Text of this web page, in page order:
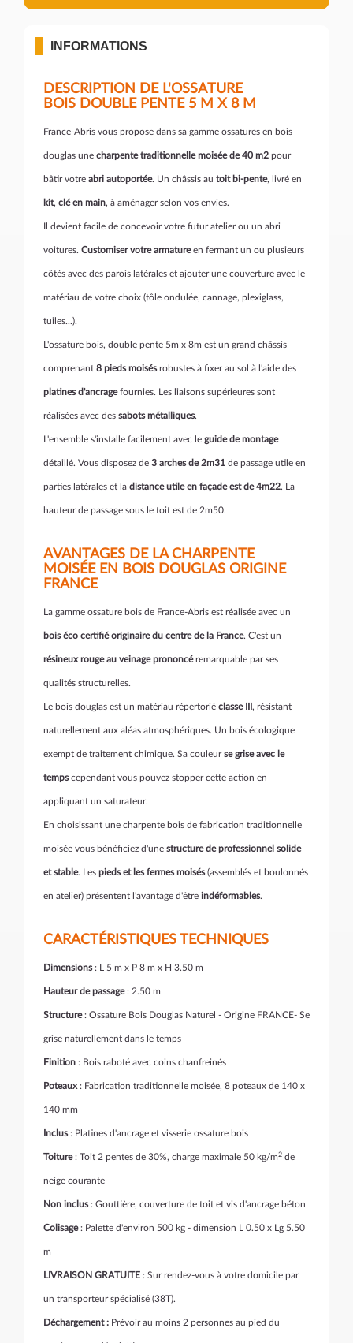
INFORMATIONS
DESCRIPTION DE L'OSSATURE
BOIS DOUBLE PENTE 5 M X 8 M
France-Abris vous propose dans sa gamme ossatures en bois
douglas une charpente traditionnelle moisée de 40 m2 pour
bâtir votre abri autoportée. Un châssis au toit bi-pente, livré en
kit, clé en main, à aménager selon vos envies.
Il devient facile de concevoir votre futur atelier ou un abri
voitures. Customiser votre armatureen fermant un ou plusieurs
côtés avec des parois latérales et ajouter une couverture avec le
matériau de votre choix (tôle ondulée, cannage, plexiglass,
tuiles...).
L'ossature bois, double pente 5m x 8m est un grand châssis
comprenant 8 pieds moisésrobustes à fixer au sol à l'aide des
platines d'ancragefournies. Les liaisons supérieures sont
réalisées avec des sabots métalliques.
L'ensemble s'installe facilement avec le guide de montage
détaillé. Vous disposez de 3 arches de 2m31 de passage utile en
parties latérales et la distance utile en façade est de 4m22. La
hauteur de passage sous le toit est de 2m50.
AVANTAGES DE LA CHARPENTE
MOISÉE EN BOIS DOUGLAS ORIGINE
FRANCE
La gamme ossature bois de France-Abris est réalisée avec un
bois éco certifié originaire du centre de la France. C'est un
résineux rouge au veinage prononcéremarquable par ses
qualités structurelles.
Le bois douglas est un matériau répertorié classe III , résistant
naturellement aux aléas atmosphériques. Un bois écologique
exempt de traitement chimique. Sa couleurse grise avec le
tempscependant vous pouvez stopper cette action en
appliquant un saturateur.
En choisissant une charpente bois de fabrication traditionnelle
moisée vous bénéficiez d'une structure de professionnel solide
et stable. Les pieds et les fermes moisés(assemblés et boulonnés
en atelier) présentent l'avantage d'être indéformables.
CARACTÉRISTIQUES TECHNIQUES
Dimensions: L 5 m x P 8 m x H 3.50 m
Hauteur de passage: 2.50 m
Structure: Ossature Bois Douglas Naturel - Origine FRANCE- Se
grise naturellement dans le temps
Finition : Bois raboté avec coins chanfreinés
Poteaux: Fabrication traditionnelle moisée, 8 poteaux de 140 x
140 mm
Inclus: Platines d'ancrage et visserie ossature bois
Toiture: Toit 2 pentes de 30%, charge maximale 50 kg/m2 de
neige courante
Non inclus: Gouttière, couverture de toit et vis d'ancrage béton
Colisage: Palette d'environ 500 kg - dimension L 0.50 x Lg 5.50
m
LIVRAISON GRATUITE : Sur rendez-vous à votre domicile par
un transporteur spécialisé (38T).
Déchargement : Prévoir au moins 2 personnes au pied du